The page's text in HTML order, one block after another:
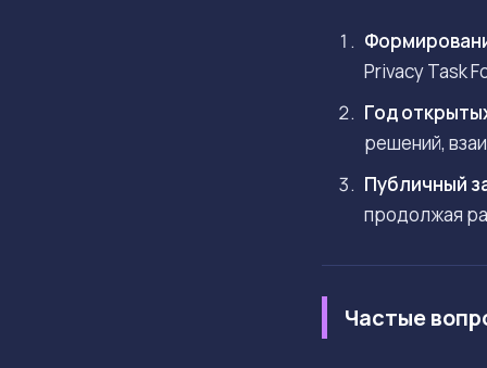
Privacy Task
Год
решений,
Публичный
продолжая
Частые